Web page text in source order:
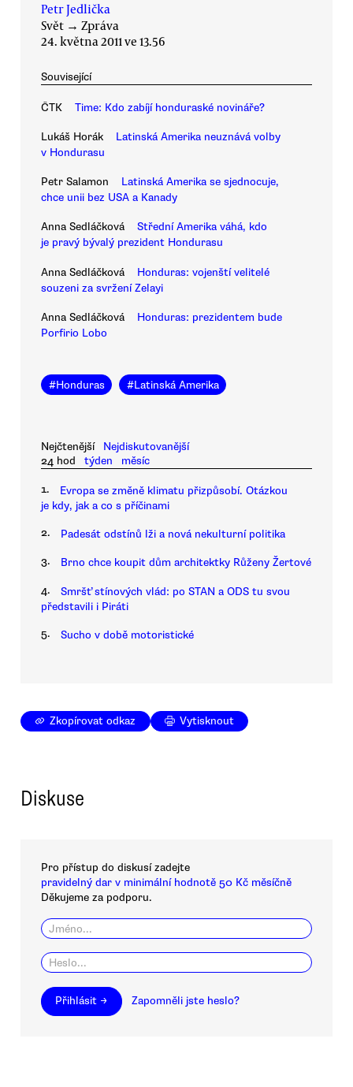
Petr Jedlička
Svět → Zpráva
24. května 2011 ve 13.56
Související
ČTK Time: Kdo zabíjí honduraské novináře?
Lukáš Horák
Latinská Amerika neuznává volby
v Hondurasu
Petr Salamon
Latinská Amerika se sjednocuje,
chce unii bez USA a Kanady
Anna Sedláčková
Střední Amerika váhá, kdo
je pravý bývalý prezident Hondurasu
Anna Sedláčková
Honduras: vojenští velitelé
souzeni za svržení Zelayi
Anna Sedláčková
Honduras: prezidentem bude
Porfirio Lobo
#Honduras #Latinská Amerika
Nejčtenější
Nejdiskutovanější
24 hod
týden měsíc
1.
Evropa se změně klimatu přizpůsobí. Otázkou
je kdy, jak a co s příčinami
2. Padesát odstínů lži a nová nekulturní politika
3. Brno chce koupit dům architektky Růženy Žertové
4.
Smršť stínových vlád: po STAN a ODS tu svou
představili i Piráti
5. Sucho v době motoristické
Zkopírovat odkaz Vytisknout
Diskuse
Pro přístup do diskusí zadejte
pravidelný dar v minimální hodnotě 50 Kč měsíčně
Děkujeme za podporu.
Přihlásit → Zapomněli jste heslo?